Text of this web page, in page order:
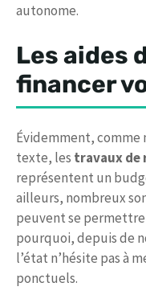
autonome.
Les aides
financer
Évidemment, comme
texte, les travaux de
représentent un
ailleurs, nombreux
peuvent se permettre
pourquoi, depuis de
l’état n’hésite pas à
ponctuels.